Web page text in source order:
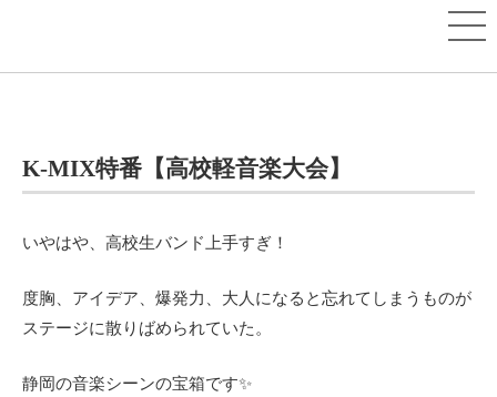
K-MIX特番【高校軽音楽大会】
いやはや、高校生バンド上手すぎ！
度胸、アイデア、爆発力、大人になると忘れてしまうものが
ステージに散りばめられていた。
静岡の音楽シーンの宝箱です✨